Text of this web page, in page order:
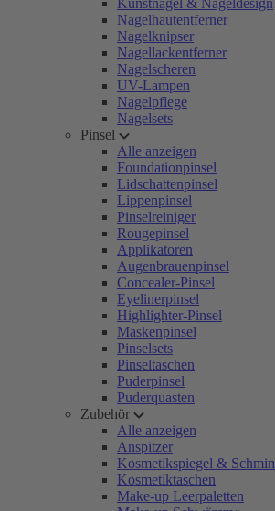
Kunstnägel & Nageldesign
Nagelhautentferner
Nagelknipser
Nagellackentferner
Nagelscheren
UV-Lampen
Nagelpflege
Nagelsets
Pinsel
Alle anzeigen
Foundationpinsel
Lidschattenpinsel
Lippenpinsel
Pinselreiniger
Rougepinsel
Applikatoren
Augenbrauenpinsel
Concealer-Pinsel
Eyelinerpinsel
Highlighter-Pinsel
Maskenpinsel
Pinselsets
Pinseltaschen
Puderpinsel
Puderquasten
Zubehör
Alle anzeigen
Anspitzer
Kosmetikspiegel &
Kosmetiktaschen
Make-up Leerpaletten